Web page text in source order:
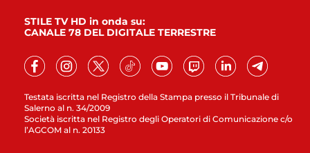
Testata iscritta nel Registro della Stampa presso il Tribunale di
Salerno al n. 34/2009
Società iscritta nel Registro degli Operatori di Comunicazione c/o
l’AGCOM al n. 20133
STILE TV HD in onda su:
CANALE 78 DEL DIGITALE TERRESTRE